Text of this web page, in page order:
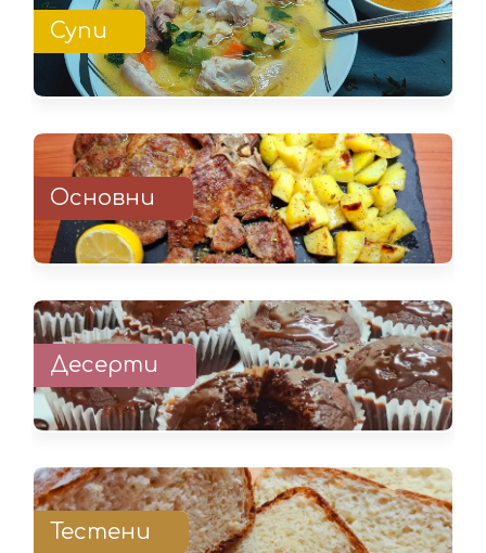
Супи
Основни
Десерти
Тестени